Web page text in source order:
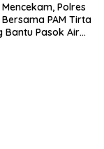
Polres
PAM Tirta
Bantu Pasok Air